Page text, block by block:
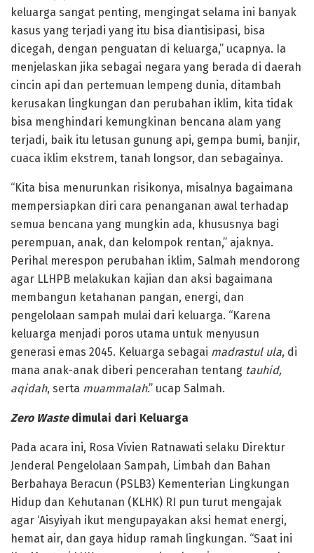
keluarga sangat penting, mengingat selama ini banyak
kasus yang terjadi yang itu bisa diantisipasi, bisa
dicegah, dengan penguatan di keluarga,” ucapnya. Ia
menjelaskan jika sebagai negara yang berada di daerah
cincin api dan pertemuan lempeng dunia, ditambah
kerusakan lingkungan dan perubahan iklim, kita tidak
bisa menghindari kemungkinan bencana alam yang
terjadi, baik itu letusan gunung api, gempa bumi, banjir,
cuaca iklim ekstrem, tanah longsor, dan sebagainya.
“Kita bisa menurunkan risikonya, misalnya bagaimana
mempersiapkan diri cara penanganan awal terhadap
semua bencana yang mungkin ada, khususnya bagi
perempuan, anak, dan kelompok rentan,” ajaknya.
Perihal merespon perubahan iklim, Salmah mendorong
agar LLHPB melakukan kajian dan aksi bagaimana
membangun ketahanan pangan, energi, dan
pengelolaan sampah mulai dari keluarga. “Karena
keluarga menjadi poros utama untuk menyusun
generasi emas 2045. Keluarga sebagai madrastul ula, di
mana anak-anak diberi pencerahan tentang tauhid,
aqidah, serta muammalah.” ucap Salmah.
Zero Wastedimulai dari Keluarga
Pada acara ini, Rosa Vivien Ratnawati selaku Direktur
Jenderal Pengelolaan Sampah, Limbah dan Bahan
Berbahaya Beracun (PSLB3) Kementerian Lingkungan
Hidup dan Kehutanan (KLHK) RI pun turut mengajak
agar ‘Aisyiyah ikut mengupayakan aksi hemat energi,
hemat air, dan gaya hidup ramah lingkungan. “Saat ini